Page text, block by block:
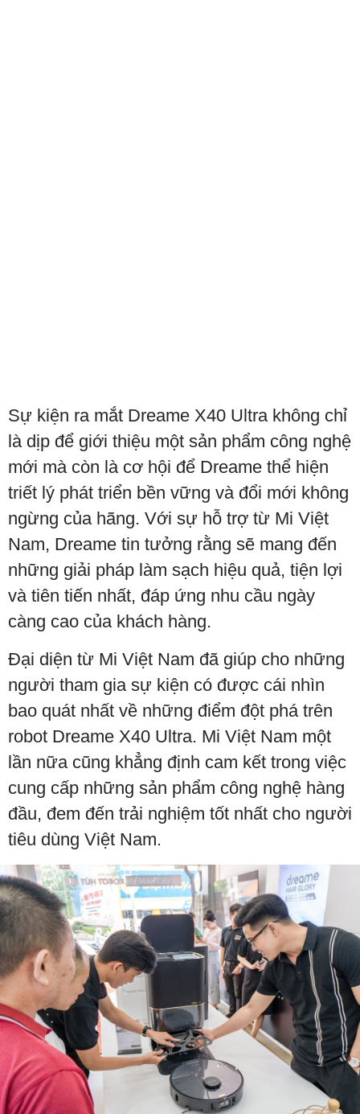
Sự kiện ra mắt Dreame X40 Ultra không chỉ
là dịp để giới thiệu một sản phẩm công nghệ
mới mà còn là cơ hội để Dreame thể hiện
triết lý phát triển bền vững và đổi mới không
ngừng của hãng. Với sự hỗ trợ từ Mi Việt
Nam, Dreame tin tưởng rằng sẽ mang đến
những giải pháp làm sạch hiệu quả, tiện lợi
và tiên tiến nhất, đáp ứng nhu cầu ngày
càng cao của khách hàng.
Đại diện từ Mi Việt Nam đã giúp cho những
người tham gia sự kiện có được cái nhìn
bao quát nhất về những điểm đột phá trên
robot Dreame X40 Ultra. Mi Việt Nam một
lần nữa cũng khẳng định cam kết trong việc
cung cấp những sản phẩm công nghệ hàng
đầu, đem đến trải nghiệm tốt nhất cho người
tiêu dùng Việt Nam.